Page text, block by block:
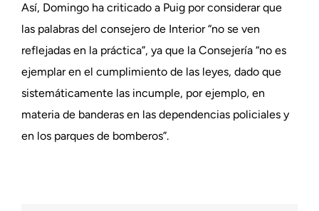
Así, Domingo ha criticado a Puig por considerar que
las palabras del consejero de Interior “no se ven
reflejadas en la práctica”, ya que la Consejería “no es
ejemplar en el cumplimiento de las leyes, dado que
sistemáticamente las incumple, por ejemplo, en
materia de banderas en las dependencias policiales y
en los parques de bomberos”.